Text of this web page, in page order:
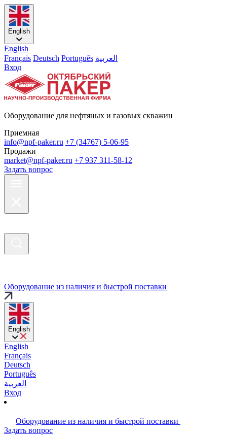
English
English
Français Deutsch Português العربية
Вход
Оборудование для нефтяных и газовых скважин
Приемная
info@npf-paker.ru +7 (34767) 5-06-95
Продажи
market@npf-paker.ru +7 937 311-58-12
Задать вопрос
Оборудование из наличия и быстрой поставки
English
English
Français
Deutsch
Português
العربية
Вход
Оборудование из наличия и быстрой поставки
Задать вопрос